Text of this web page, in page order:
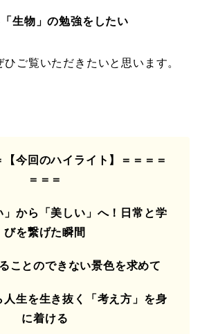
生物」の勉強をしたい
ご覧いただきたいと思います。
【今回のハイライト】＝＝＝＝
＝＝＝
から「美しい」へ！日常と学
びを繋げた瞬間
ことのできない景色を求めて
生を生き抜く「考え方」を身
に着ける